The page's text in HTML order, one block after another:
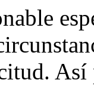
Así